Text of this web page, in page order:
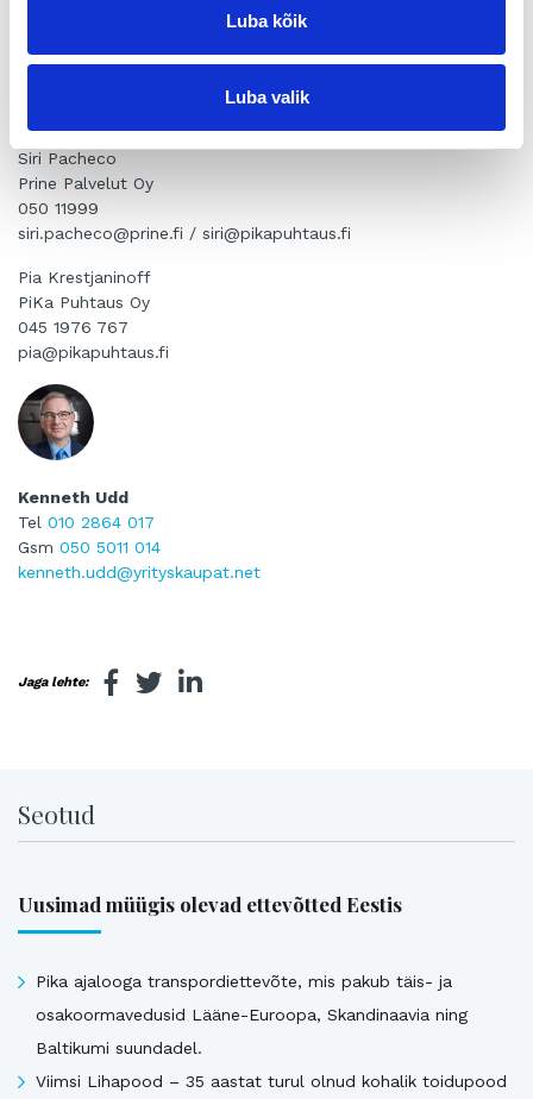
Luba kõik
Luba valik
yhdessä palvelemaan asiakkaitamme entistäkin
paremmin”, toteaa PiKa Puhtaus Oy:n pääomistaja Pia
Ystävällisin terveisin,
Siri Pacheco
Prine Palvelut Oy
050 11999
siri.pacheco@prine.fi / siri@pikapuhtaus.fi
Pia Krestjaninoff
PiKa Puhtaus Oy
045 1976 767
pia@pikapuhtaus.fi
Kenneth Udd
Tel 010 2864 017
Gsm 050 5011 014
kenneth.udd@yrityskaupat.net
Jaga lehte:
Seotud
Uusimad müügis olevad ettevõtted Eestis
Pika ajalooga transpordiettevõte, mis pakub täis- ja
osakoormavedusid Lääne-Euroopa, Skandinaavia ning
Baltikumi suundadel.
Viimsi Lihapood – 35 aastat turul olnud kohalik toidupood